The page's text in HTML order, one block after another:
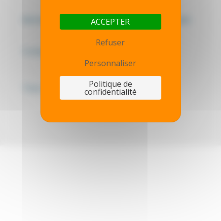
Mentions légales - Politique de confidentialité
ACCEPTER
Refuser
Personnaliser
Politique de
confidentialité